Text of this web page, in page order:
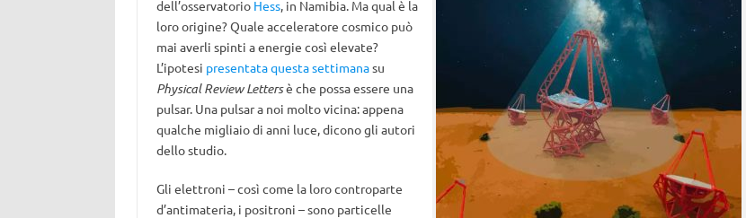
dell’osservatorio Hess, in Namibia. Ma qual è la
loro origine? Quale acceleratore cosmico può
mai averli spinti a energie così elevate?
L’ipotesi presentata questa settimanasu
Physical Review Lettersè che possa essere una
pulsar. Una pulsar a noi molto vicina: appena
qualche migliaio di anni luce, dicono gli autori
dello studio.
Gli elettroni – così come la loro controparte
d’antimateria, i positroni – sono particelle